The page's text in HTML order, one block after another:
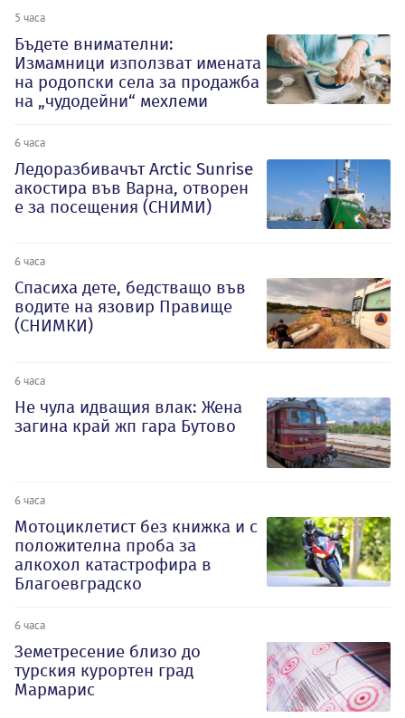
5 часа
Бъдете внимателни:
Измамници използват имената
на родопски села за продажба
на „чудодейни“ мехлеми
6 часа
Ледоразбивачът Arctic Sunrise
акостира във Варна, отворен
е за посещения (СНИМИ)
6 часа
Спасиха дете, бедстващо във
водите на язовир Правище
(СНИМКИ)
6 часа
Не чула идващия влак: Жена
загина край жп гара Бутово
6 часа
Мотоциклетист без книжка и с
положителна проба за
алкохол катастрофира в
Благоевградско
6 часа
Земетресение близо до
турския курортен град
Мармарис